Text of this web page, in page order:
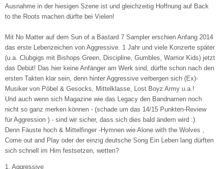
Ausnahme in der hiesigen Szene ist und gleichzeitig Hoffnung auf Back
to the Roots machen dürfte bei Vielen!
Mit No Matter auf dem Sun of a Bastard 7 Sampler erschien Anfang 2014
das erste Lebenzeichen von Aggressive. 1 Jahr und viele Konzerte später
(u.a. Clubgigs mit Bishops Green, Discipline, Gumbles, Warrior Kids) jetzt
das Debüt! Das hier keine Anfänger am Werk sind, dürfte schon nach den
ersten Takten klar sein, denn hinter Aggressive verbergen sich (Ex)-
Musiker von Pöbel & Gesocks, Mittelklasse, Lost Boyz Army u.a.!
Und auch wenn sich Magazine wie das Legacy den Bandnamen noch
nicht so ganz merken können - (schade um das 14/15 Punkten-Review
für Aggression ) - sind wir sicher, dass sich dies bald ändern wird :).
Denn Fäuste hoch & Mittelfinger -Hymnen wie Alone with the Wolves ,
Come out and Play oder der einzig deutsche Song Ein Leben lang dürften
sich schnell im Hirn festsetzen, wetten?
1. Aggressive